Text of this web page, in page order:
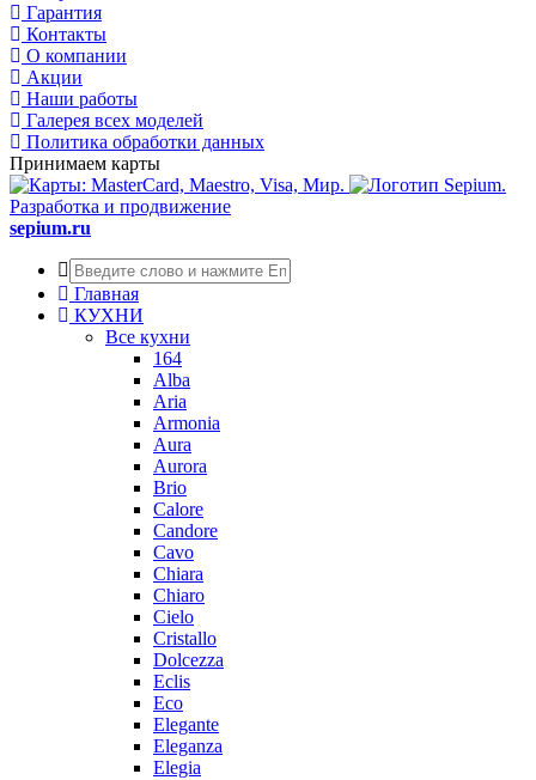
Гарантия
Контакты
О компании
Акции
Наши работы
Галерея всех моделей
Политика обработки данных
Принимаем карты
Разработка и продвижение
sepium.ru
Главная
КУХНИ
Все кухни
164
Alba
Aria
Armonia
Aura
Aurora
Brio
Calore
Candore
Cavo
Chiara
Chiaro
Cielo
Cristallo
Dolcezza
Eclis
Eco
Elegante
Eleganza
Elegia